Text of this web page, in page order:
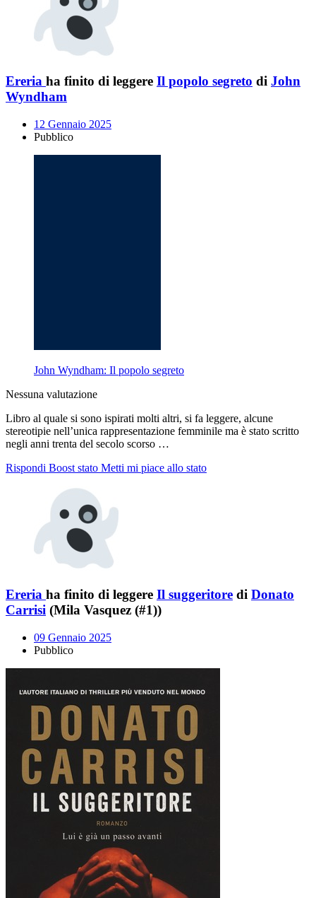
Ereria ha finito di leggere Il popolo segreto di John
Wyndham
12 Gennaio 2025
Pubblico
John Wyndham: Il popolo segreto
Nessuna valutazione
Libro al quale si sono ispirati molti altri, si fa leggere, alcune
stereotipie nell’unica rappresentazione femminile ma è stato scritto
negli anni trenta del secolo scorso …
Rispondi Boost stato Metti mi piace allo stato
Ereria ha finito di leggere Il suggeritore di Donato
Carrisi (Mila Vasquez (#1))
09 Gennaio 2025
Pubblico